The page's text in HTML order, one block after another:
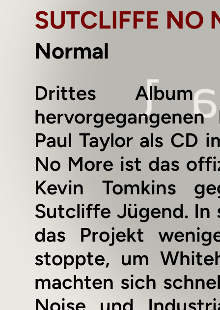
SUTCLIFFE NO
Normal
Drittes
Paul Taylor als CD
No More ist das
Kevin Tomkins
Sutcliffe Jügend. In
das Projekt
stoppte, um
machten sich